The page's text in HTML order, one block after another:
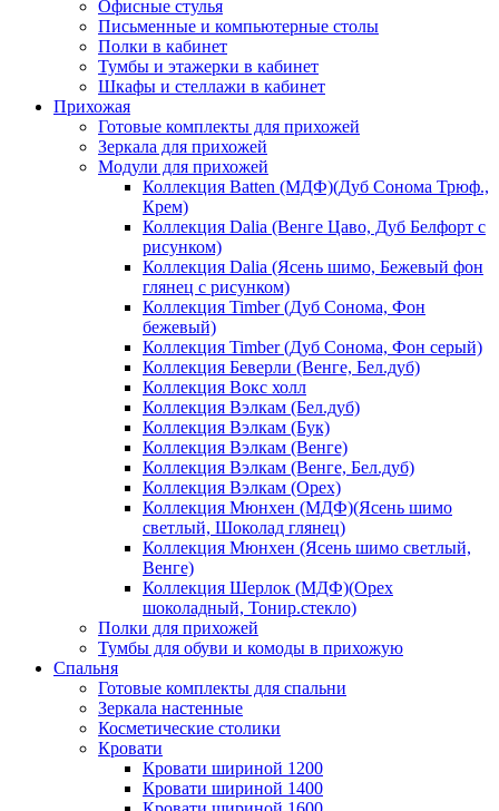
Офисные стулья
Письменные и компьютерные столы
Полки в кабинет
Тумбы и этажерки в кабинет
Шкафы и стеллажи в кабинет
Прихожая
Готовые комплекты для прихожей
Зеркала для прихожей
Модули для прихожей
Коллекция Batten (МДФ)(Дуб Сонома Трюф.,
Крем)
Коллекция Dalia (Венге Цаво, Дуб Белфорт с
рисунком)
Коллекция Dalia (Ясень шимо, Бежевый фон
глянец с рисунком)
Коллекция Timber (Дуб Сонома, Фон
бежевый)
Коллекция Timber (Дуб Сонома, Фон серый)
Коллекция Беверли (Венге, Бел.дуб)
Коллекция Вокс холл
Коллекция Вэлкам (Бел.дуб)
Коллекция Вэлкам (Бук)
Коллекция Вэлкам (Венге)
Коллекция Вэлкам (Венге, Бел.дуб)
Коллекция Вэлкам (Орех)
Коллекция Мюнхен (МДФ)(Ясень шимо
светлый, Шоколад глянец)
Коллекция Мюнхен (Ясень шимо светлый,
Венге)
Коллекция Шерлок (МДФ)(Орех
шоколадный, Тонир.стекло)
Полки для прихожей
Тумбы для обуви и комоды в прихожую
Спальня
Готовые комплекты для спальни
Зеркала настенные
Косметические столики
Кровати
Кровати шириной 1200
Кровати шириной 1400